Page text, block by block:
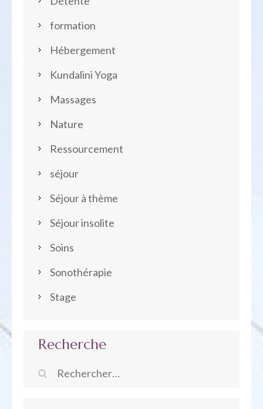
formation
Hébergement
Kundalini Yoga
Massages
Nature
Ressourcement
séjour
Séjour à thème
Séjour insolite
Soins
Sonothérapie
Stage
Recherche
Rechercher :